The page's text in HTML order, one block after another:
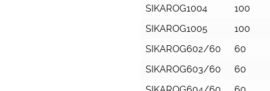
SIKAROG1004
100
SIKAROG1005
100
SIKAROG602/60
60
SIKAROG603/60
60